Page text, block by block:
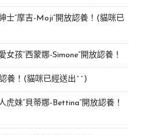
士“摩吉-Moji”開放認養！(貓咪已
孩“西蒙娜-Simone“開放認養！
養！(貓咪已經送出^^)
妹“貝蒂娜-Bettina”開放認養！